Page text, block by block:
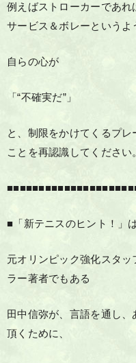
例えばストローカーであれ
サービス＆ボレーというよ
自らの心が
「“不確実だ”」
と、制限をかけてくるプレ
ことを再認識してください
■「新テニスのヒント！」
元オリンピック強化スタ
ラー著者でもある
田中信弥が、言語を通し
頂くために、